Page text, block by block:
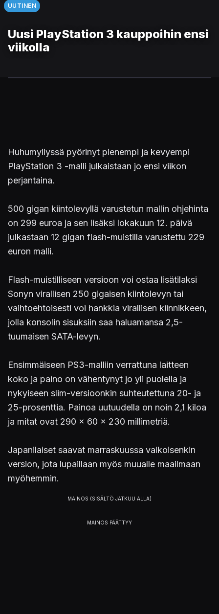
UUTINEN
Uusi PlayStation 3 kauppoihin ensi
viikolla
Huhumyllyssä pyörinyt pienempi ja kevyempi
PlayStation 3 -malli julkaistaan jo ensi viikon
perjantaina.
500 gigan kiintolevyllä varustetun mallin ohjehinta
on 299 euroa ja sen lisäksi lokakuun 12. päivä
julkastaan 12 gigan flash-muistilla varustettu 229
euron malli.
Flash-muistilliseen versioon voi ostaa lisätilaksi
Sonyn virallisen 250 gigaisen kiintolevyn tai
vaihtoehtoisesti voi hankkia virallisen kiinnikkeen,
jolla konsolin sisuksiin saa haluamansa 2,5-
tuumaisen SATA-levyn.
Ensimmäiseen PS3-malliin verrattuna laitteen
koko ja paino on vähentynyt jo yli puolella ja
nykyiseen slim-versioonkin suhteutettuna 20- ja
25-prosenttia. Painoa uutuudella on noin 2,1 kiloa
ja mitat ovat 290 x 60 x 230 millimetriä.
Japanilaiset saavat marraskuussa valkoisenkin
version, jota lupaillaan myös muualle maailmaan
myöhemmin.